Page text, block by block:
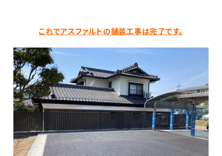
これでアスファルトの舗装工事は完了です。